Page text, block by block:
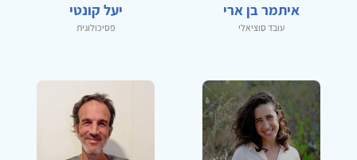
איתמר בן ארי
עובד סוציאלי
יעל קונטי
פסיכולוגית